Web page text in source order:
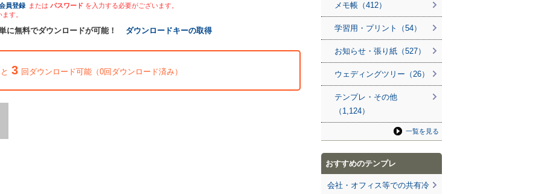
員登録 または パスワード を入力する必要がございます。
す。
に無料でダウンロードが可能！ ダウンロードキーの取得
3 回ダウンロード可能（0回ダウンロード済み）
メモ帳（412）
学習用・プリント（54）
お知らせ・張り紙（527）
ウェディングツリー（26）
テンプレ・その他
（1,124）
一覧を見る
おすすめのテンプレ
会社・オフィス等での共有冷